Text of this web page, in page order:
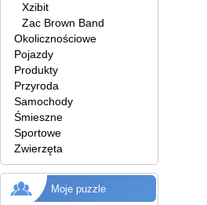
Xzibit
Zac Brown Band
Okolicznościowe
Pojazdy
Produkty
Przyroda
Samochody
Śmieszne
Sportowe
Zwierzęta
Moje puzzle